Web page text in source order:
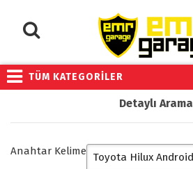
TÜM KATEGORİLER
Detaylı Arama
Anahtar Kelime